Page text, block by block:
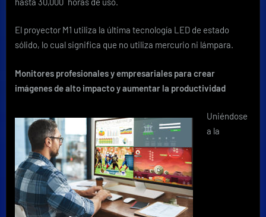
El proyector M1 utiliza la última tecnología LED de estado
sólido, lo cual significa que no utiliza mercurio ni lámpara.
Monitores profesionales y empresariales para crear
imágenes de alto impacto y aumentar la productividad
Uniéndose
a la